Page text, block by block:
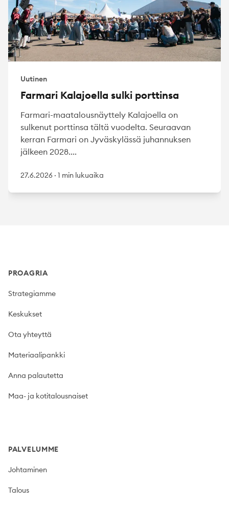
Uutinen
Farmari Kalajoella sulki porttinsa
Farmari-maatalousnäyttely Kalajoella on
sulkenut porttinsa tältä vuodelta. Seuraavan
kerran Farmari on Jyväskylässä juhannuksen
jälkeen 2028....
27.6.2026 · 1 min lukuaika
PROAGRIA
Strategiamme
Keskukset
Ota yhteyttä
Materiaalipankki
Anna palautetta
Maa- ja kotitalousnaiset
PALVELUMME
Johtaminen
Talous